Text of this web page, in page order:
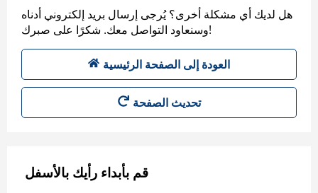
هل لديك أي مشكلة أخرى؟ يُرجى إرسال بريد إلكتروني أدناه
وسنعاود التواصل معك. شكرًا على صبرك!
العودة إلى الصفحة الرئيسية
تحديث الصفحة
قم بأبداء رأيك بالأسفل